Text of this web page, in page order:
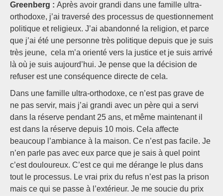
Greenberg : Après avoir grandi dans une famille ultra-
orthodoxe, j’ai traversé des processus de questionnement
politique et religieux. J’ai abandonné la religion, et parce
que j’ai été une personne très politique depuis que je suis
très jeune, cela m’a orienté vers la justice et je suis arrivé
là où je suis aujourd’hui. Je pense que la décision de
refuser est une conséquence directe de cela.
Dans une famille ultra-orthodoxe, ce n’est pas grave de
ne pas servir, mais j’ai grandi avec un père qui a servi
dans la réserve pendant 25 ans, et même maintenant il
est dans la réserve depuis 10 mois. Cela affecte
beaucoup l’ambiance à la maison. Ce n’est pas facile. Je
n’en parle pas avec eux parce que je sais à quel point
c’est douloureux. C’est ce qui me dérange le plus dans
tout le processus. Le vrai prix du refus n’est pas la prison
mais ce qui se passe à l’extérieur. Je me soucie du prix